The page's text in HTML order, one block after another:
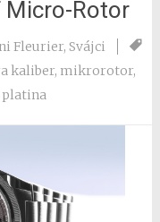
Micro-Rotor
Fleurier,Svájci
kaliber, mikrorotor,
platina